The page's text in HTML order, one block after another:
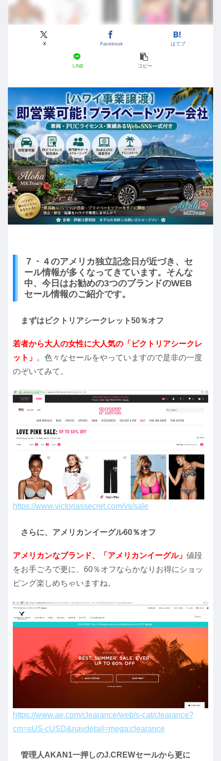
X Facebook はてブ
LINE コピー
７・４のアメリカ独立記念日が近づき、セ
ール情報が多くなってきています。そんな
中、今日はお勧めの3つのブランドのWEB
セール情報のご紹介です。
まずはビクトリアシークレット50％オフ
若者から大人の女性に大人気の「ビクトリアシークレ
ット」 。色々なセールをやっていますので是非の一度
のぞいてみて。
https://www.victoriassecret.com/vs/sale
さらに、アメリカンイーグル60％オフ
アメリカンなブランド、「アメリカンイーグル」 値段
をお手ごろで更に、60％オフならかなりお得にショッ
ピング楽しめちゃいますね。
https://www.ae.com/clearance/web/s-cat/clearance?
cm=sUS-cUSD&navdetail=mega:clearance
管理人AKAN1一押しのJ.CREWセールから更に